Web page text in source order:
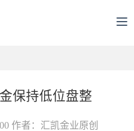
保持低位盘整
作者：汇凯金业原创